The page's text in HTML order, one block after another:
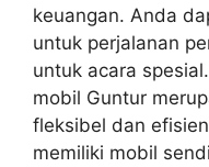
keuangan. Anda
untuk perjalanan
untuk acara
mobil Guntur
fleksibel dan
memiliki mobil